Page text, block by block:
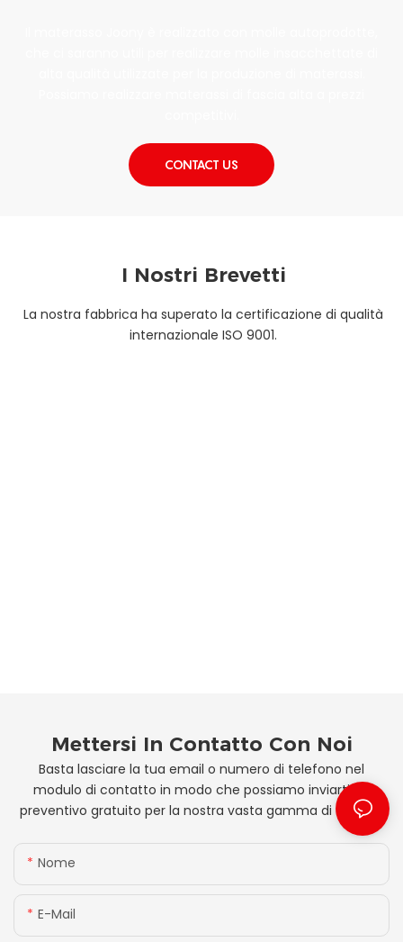
CONTACT US
I Nostri Brevetti
La nostra fabbrica ha superato la certificazione di qualità
internazionale ISO 9001.
Mettersi In Contatto Con Noi
Basta lasciare la tua email o numero di telefono nel
modulo di contatto in modo che possiamo inviarti un
preventivo gratuito per la nostra vasta gamma di disegni!
Nome
E-Mail